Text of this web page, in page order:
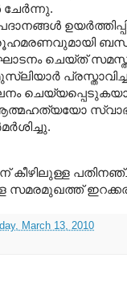
ചെയ്ത്
കീഴിലുള്ള
March 13, 2010